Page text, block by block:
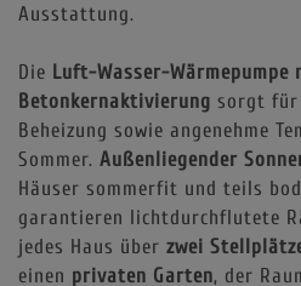
Ausstattung.
Die Luft-Wasser-Wärmepumpe
Betonkernaktivierung sorgt für
Beheizung sowie angenehme
Sommer. Außenliegender
Häuser sommerfit und teils
garantieren lichtdurchflutete
jedes Haus über zwei
einen privaten Garten, der